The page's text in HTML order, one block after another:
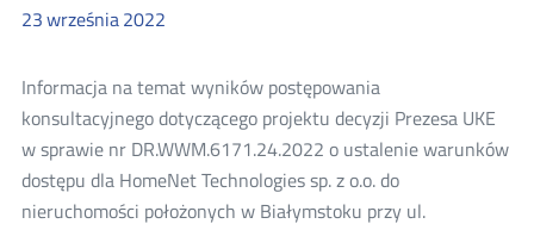
konsultacji
2022
23września2022
Informacja na temat wyników postępowania
konsultacyjnego dotyczącego projektu decyzji Prezesa UKE
w sprawie nr DR.WWM.6171.24.2022 o ustalenie warunków
dostępu dla HomeNet Technologies sp. z o.o. do
nieruchomości położonych w Białymstoku przy ul.